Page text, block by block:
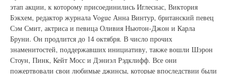
этап акции, к которому присоединились Иглесиас, Виктория
Бэкхем, редактор журнала Vogue Анна Винтур, британский певец
Сэм Смит, актриса и певица Оливия Ньютон-Джон и Карла
Бруни. Он продлится до 14 октября. В число прочих
знаменитостей, поддержавших инициативу, также вошли Шэрон
Стоун, Пинк, Кейт Мосс и Дэниэл Рэдклифф. Все они
пожертвовали свои любимые джинсы, которые впоследствии были